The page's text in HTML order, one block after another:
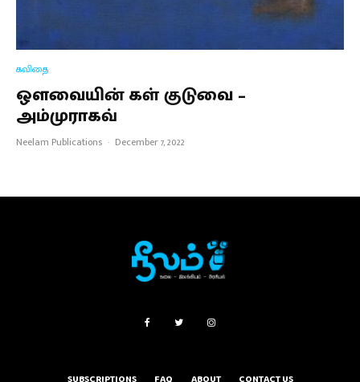
கவிதை
ஒளவையின் கள் குடுவை –
அம்முராகவ்
Neelam Publications · December 7, 2022